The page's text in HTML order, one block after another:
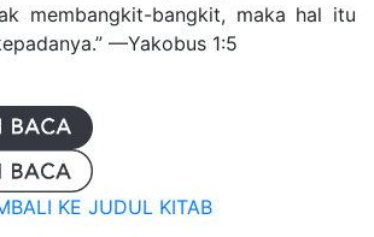
membangkit-bangkit, maka hal itu
—Yakobus 1:5
KE JUDUL KITAB